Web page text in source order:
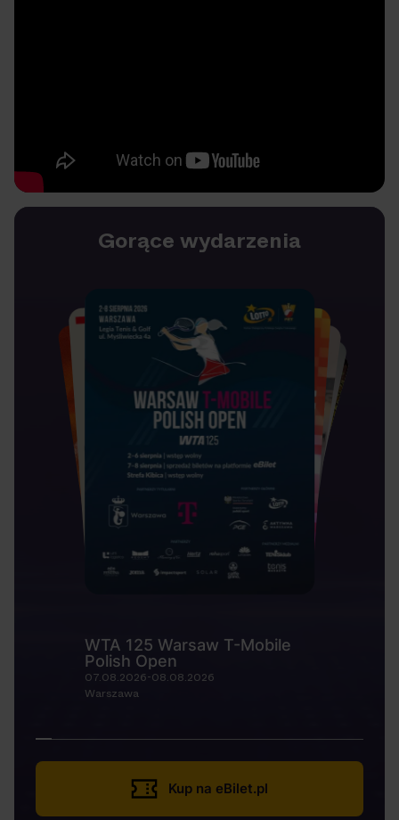
Gorące wydarzenia
WTA 125 Warsaw T-Mobile
Polish Open
07.08.2026-08.08.2026
Warszawa
Kup na eBilet.pl